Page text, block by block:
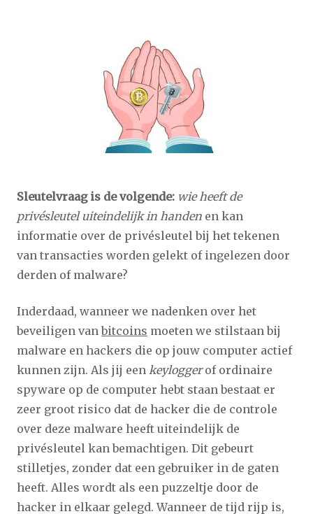
Sleutelvraag is de volgende: wie heeft de
privésleutel uiteindelijk in handen en kan
informatie over de privésleutel bij het tekenen
van transacties worden gelekt of ingelezen door
derden of malware?
Inderdaad, wanneer we nadenken over het
beveiligen vanbitcoins moeten we stilstaan bij
malware en hackers die op jouw computer actief
kunnen zijn. Als jij een keyloggerof ordinaire
spyware op de computer hebt staan bestaat er
zeer groot risico dat de hacker die de controle
over deze malware heeft uiteindelijk de
privésleutel kan bemachtigen. Dit gebeurt
stilletjes, zonder dat een gebruiker in de gaten
heeft. Alles wordt als een puzzeltje door de
hacker in elkaar gelegd. Wanneer de tijd rijp is,